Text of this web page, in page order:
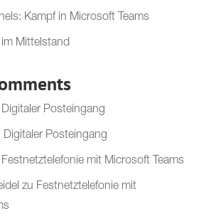
Kampf in Microsoft Teams
Mittelstand
Digitaler Posteingang
Digitaler Posteingang
Festnetztelefonie mit Microsoft Teams
zu Festnetztelefonie mit